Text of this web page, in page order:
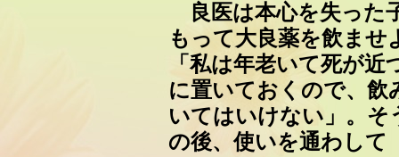
良医は本心を失った
もって大良薬を飲ませ
「私は年老いて死が
に置いておくので、飲
いてはいけない」。そ
の後、使いを通わして